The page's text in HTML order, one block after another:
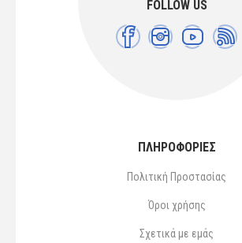
FOLLOW US
ΠΛΗΡΟΦΟΡΙΕΣ
Πολιτική Προστασίας
Όροι χρήσης
Σχετικά με εμάς